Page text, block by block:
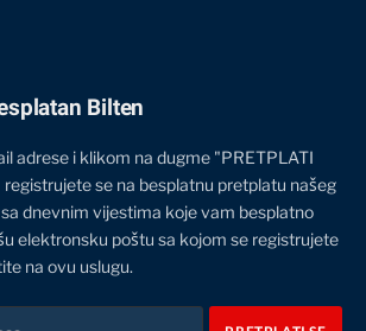
Bilten
adrese i klikom na dugme "PRETPLATI
se na besplatnu pretplatu našeg
dnevnim vijestima koje vam besplatno
elektronsku poštu sa kojom se registrujete
na ovu uslugu.